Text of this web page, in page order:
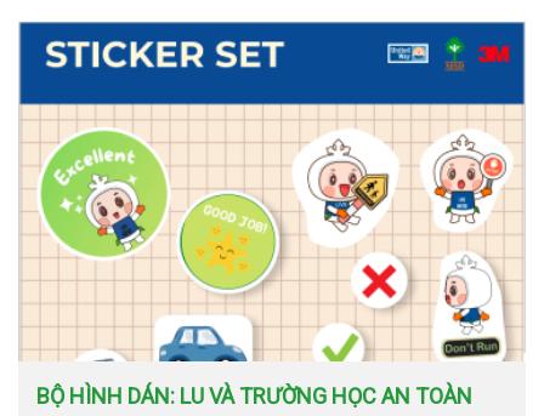
BỘ HÌNH DÁN: LU VÀ TRƯỜNG HỌC AN TOÀN